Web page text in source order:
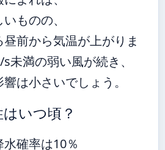
ものの、
前から気温が上がりま
未満の弱い風が続き、
は小さいでしょう。
いつ頃？
確率は10％